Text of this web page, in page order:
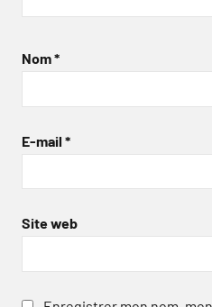
Nom*
E-mail *
Site web